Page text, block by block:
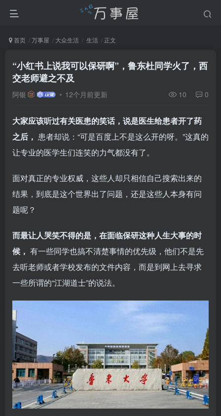
首页 万事屋 大众生活 生活 正文
“小红书上说我可以保研啊”，鲁东杜同学火了，西
交老师避之不及
阿银 12个月前更新 10 0
大家应该听过有关医患的笑话，说是医生给患者开了药
之后， 患者却说：“可是百度上不是这么开的呀。”这真的
让专业的医学生们连笑的力气都没有了。
面对真正的专业权威，这些人却只相信自己搜索出来的
结果，到底是这个世界出了问题，还是这些人本身有问
题呢？
而最让人哭笑不得的是，在面临保研这种人生大事的时
候， 有一些同学也搞不清楚事情的优先级，他们不是先
去听老师或者学校发布的文件内容，而是到网上去寻求
一些所谓的“江湖道士”的说法。